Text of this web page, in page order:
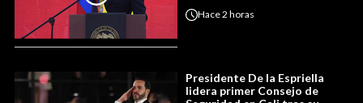
Hace2 horas
Presidente De la Espriella
lidera primer Consejo de